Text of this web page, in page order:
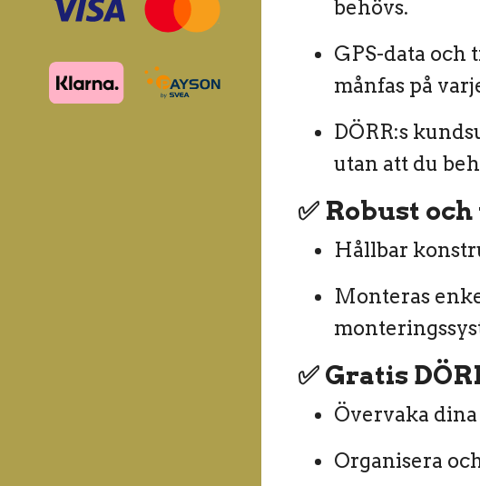
behövs.
GPS-data och
månfas på
DÖRR:s
utan att du
✅ Robust
Hållbar
Monteras
✅ Gratis
Övervaka
Organisera